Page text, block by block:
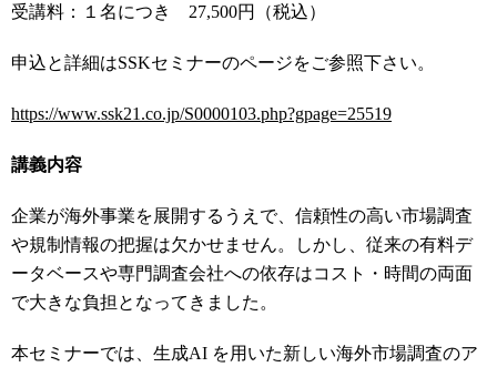
受講料：１名につき 27,500円（税込）
申込と詳細はSSKセミナーのページをご参照下さい。
https://www.ssk21.co.jp/S0000103.php?gpage=25519
講義内容
企業が海外事業を展開するうえで、信頼性の高い市場調査
や規制情報の把握は欠かせません。しかし、従来の有料デ
ータベースや専門調査会社への依存はコスト・時間の両面
で大きな負担となってきました。
本セミナーでは、生成AI を用いた新しい海外市場調査のア